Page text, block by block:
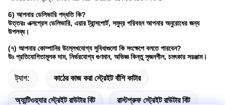
6) আপনার ডেলিভারি পদ্ধতি কি?
উত্তরঃ এক্সপ্রেস ডেলিভারি, এয়ার ট্রান্সপোর্ট, সমুদ্র পরিবহন আপনার অনুরোধের জন্য
উপলব্ধ।
(৭) আপনার কোম্পানির উল্লেখযোগ্য সুবিধাগুলো কি সংক্ষেপে বলতে পারবেন?
উঃ প্রতিযোগিতামূলক দাম, নির্ভরযোগ্য গুণমান, অভিজ্ঞ কিন্তু সৃজনশীল, চমৎকার সরঞ্জাম।
ট্যাগ: কাঠের কাজ করা স্ট্রেইট বাঁশি কাটার
অ্যান্টিওয়্যার স্ট্রেইট রাউটার বিট রাস্টপ্রুফ স্ট্রেইট রাউটার বিট